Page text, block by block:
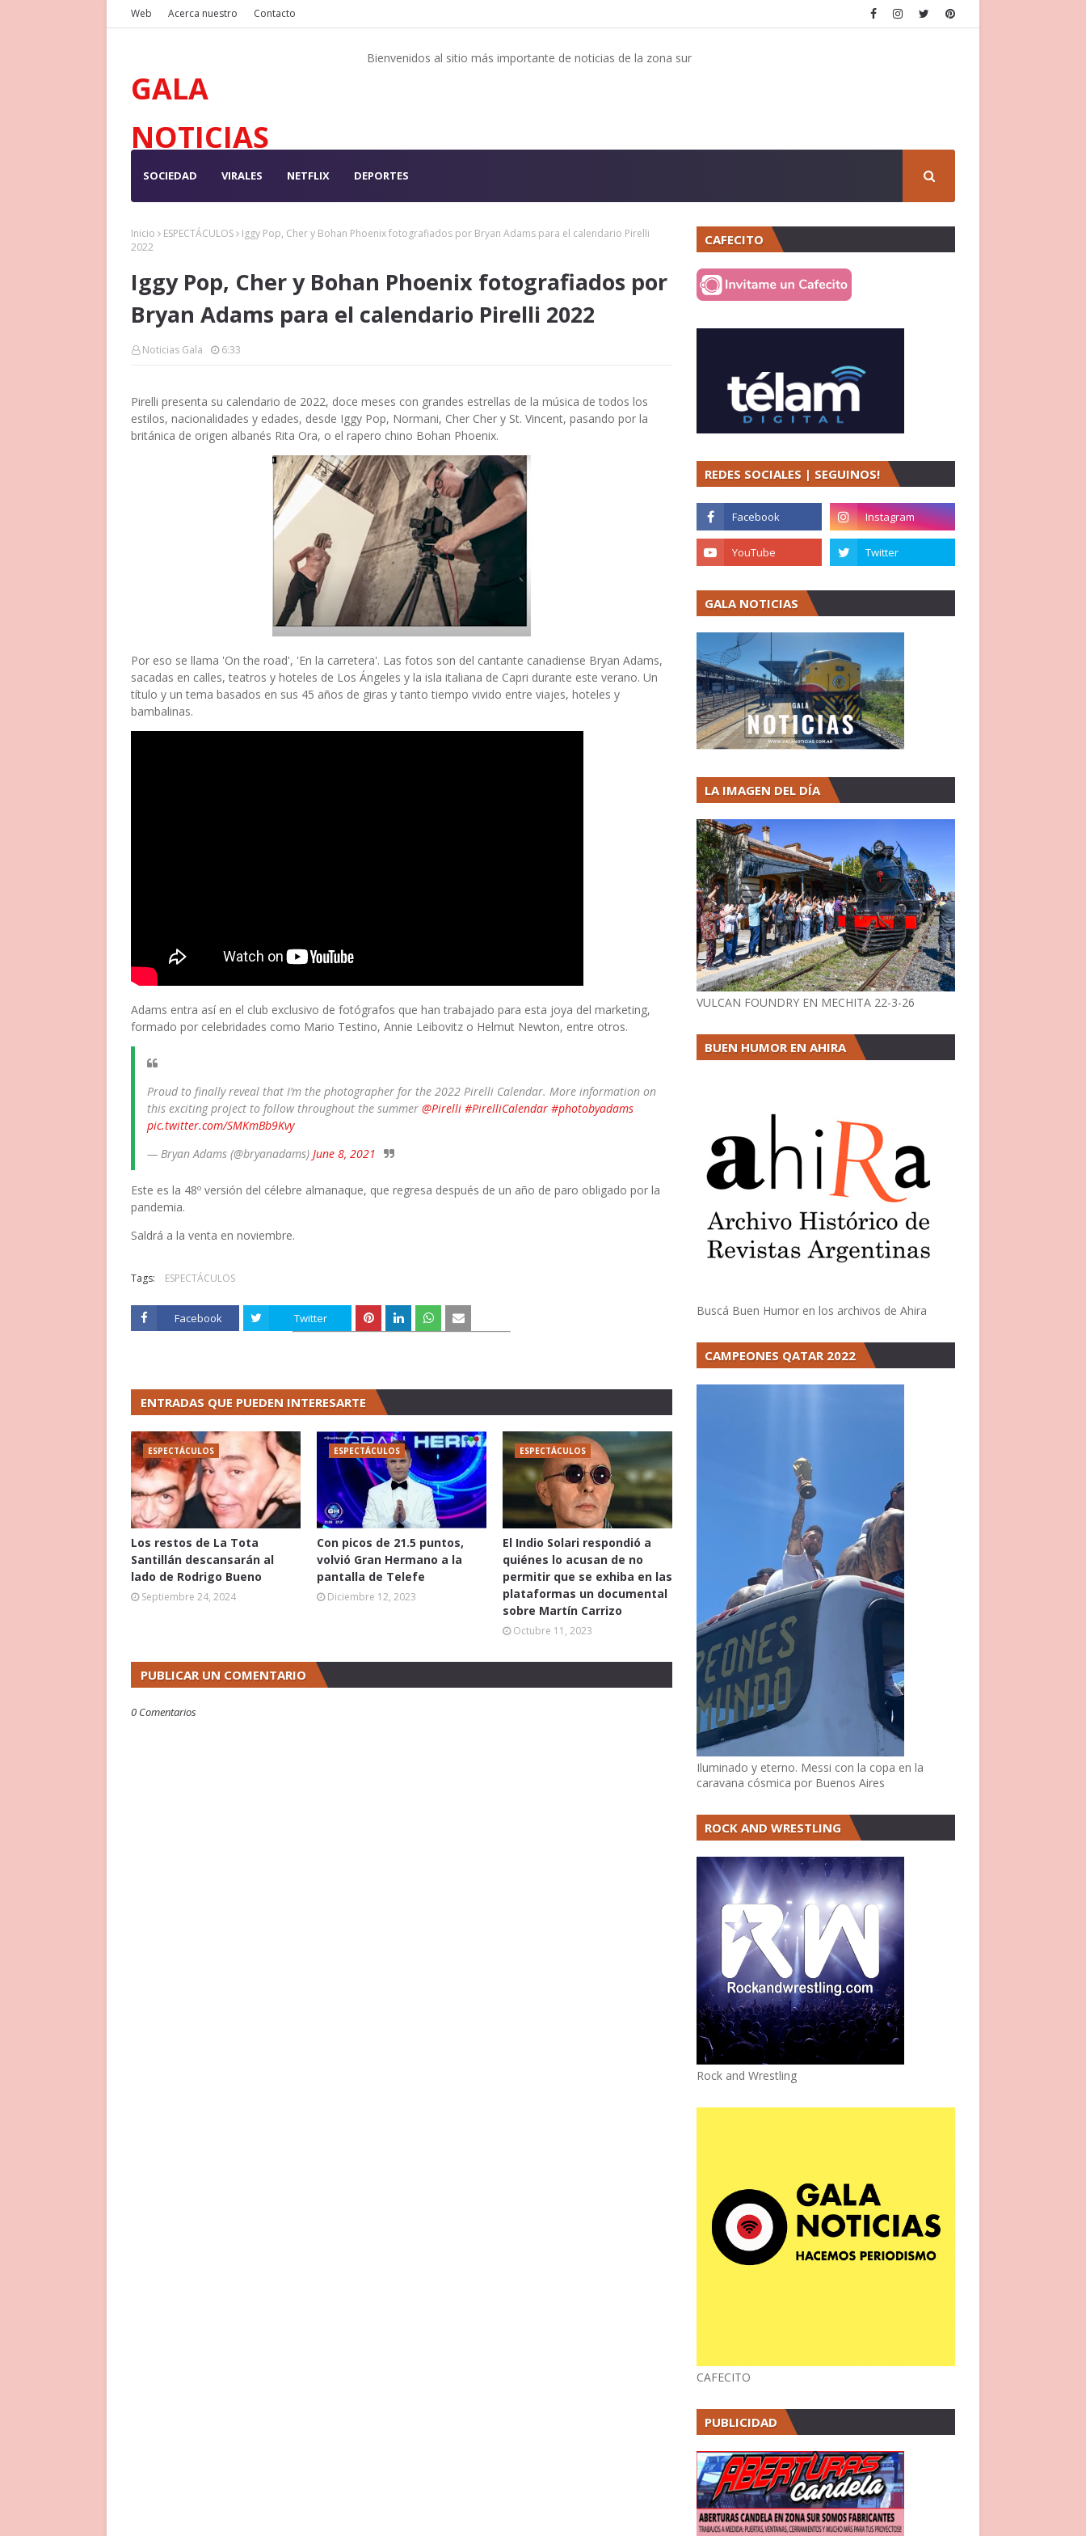
Web Acerca nuestro Contacto
GALA
NOTICIAS
Bienvenidos al sitio más importante de noticias de la zona sur
SOCIEDAD VIRALES NETFLIX DEPORTES
Inicio ESPECTÁCULOS
Iggy Pop, Cher y Bohan Phoenix fotografiados por Bryan Adams para el calendario Pirelli
2022
Iggy Pop, Cher y Bohan Phoenix fotografiados por
Bryan Adams para el calendario Pirelli 2022
Noticias Gala 6:33
Pirelli presenta su calendario de 2022, doce meses con grandes estrellas de la música de todos los
estilos, nacionalidades y edades, desde Iggy Pop, Normani, Cher Cher y St. Vincent, pasando por la
británica de origen albanés Rita Ora, o el rapero chino Bohan Phoenix.
Por eso se llama 'On the road', 'En la carretera'. Las fotos son del cantante canadiense Bryan Adams,
sacadas en calles, teatros y hoteles de Los Ángeles y la isla italiana de Capri durante este verano. Un
título y un tema basados en sus 45 años de giras y tanto tiempo vivido entre viajes, hoteles y
bambalinas.
Adams entra así en el club exclusivo de fotógrafos que han trabajado para esta joya del marketing,
formado por celebridades como Mario Testino, Annie Leibovitz o Helmut Newton, entre otros.
Proud to finally reveal that I’m the photographer for the 2022 Pirelli Calendar. More information on
this exciting project to follow throughout the summer @Pirelli #PirelliCalendar #photobyadams
pic.twitter.com/SMKmBb9Kvy
— Bryan Adams (@bryanadams) June 8, 2021
Este es la 48º versión del célebre almanaque, que regresa después de un año de paro obligado por la
pandemia.
Saldrá a la venta en noviembre.
Tags: ESPECTÁCULOS
Facebook Twitter
ENTRADAS QUE PUEDEN INTERESARTE
ESPECTÁCULOS
Los restos de La Tota
Santillán descansarán al
lado de Rodrigo Bueno
Septiembre 24, 2024
ESPECTÁCULOS
Con picos de 21.5 puntos,
volvió Gran Hermano a la
pantalla de Telefe
Diciembre 12, 2023
ESPECTÁCULOS
El Indio Solari respondió a
quiénes lo acusan de no
permitir que se exhiba en las
plataformas un documental
sobre Martín Carrizo
Octubre 11, 2023
PUBLICAR UN COMENTARIO
0 Comentarios
CAFECITO
REDES SOCIALES | SEGUINOS!
GALA NOTICIAS
LA IMAGEN DEL DÍA
VULCAN FOUNDRY EN MECHITA 22-3-26
BUEN HUMOR EN AHIRA
Buscá Buen Humor en los archivos de Ahira
CAMPEONES QATAR 2022
Iluminado y eterno. Messi con la copa en la
caravana cósmica por Buenos Aires
ROCK AND WRESTLING
Rock and Wrestling
CAFECITO
PUBLICIDAD